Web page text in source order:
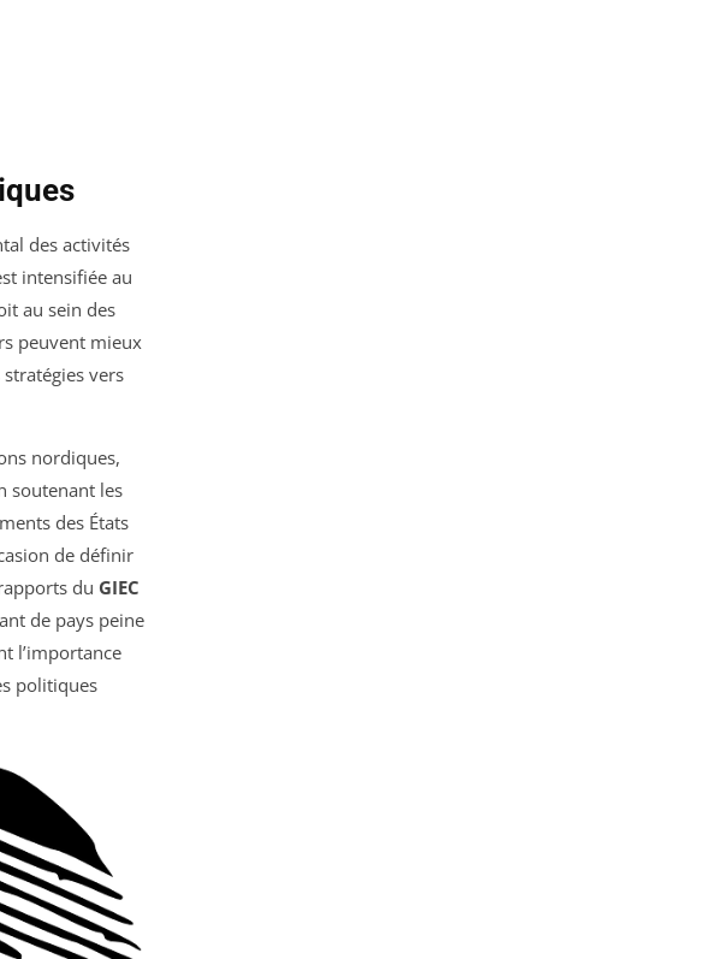
des activités
intensifiée au
au sein des
peuvent mieux
vers
nordiques,
soutenant les
des États
de définir
du GIEC
de pays peine
l’importance
politiques